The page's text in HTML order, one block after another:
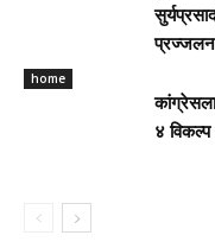
प्रज्जलन
home
४ विकल्प